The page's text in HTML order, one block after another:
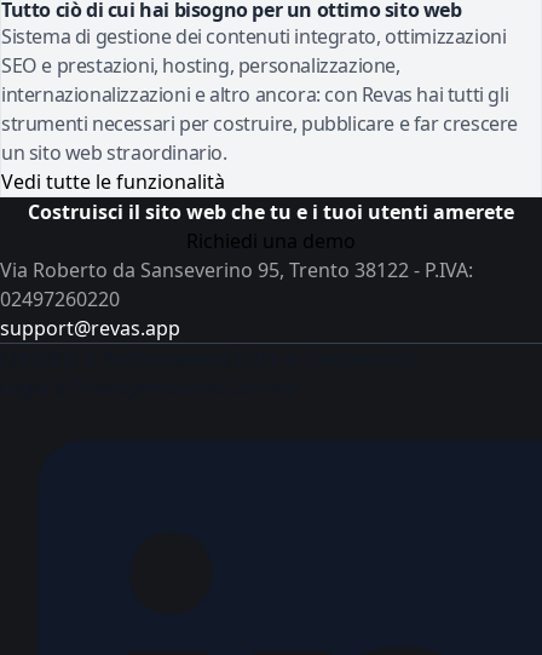
Tutto ciò di cui hai bisogno per un ottimo sito web
Sistema di gestione dei contenuti integrato, ottimizzazioni
SEO e prestazioni, hosting, personalizzazione,
internazionalizzazioni e altro ancora: con Revas hai tutti gli
strumenti necessari per costruire, pubblicare e far crescere
un sito web straordinario.
Vedi tutte le funzionalità
Costruisci il sito web che tu e i tuoi utenti amerete
Richiedi una demo
Via Roberto da Sanseverino 95, Trento 38122 - P.IVA:
02497260220
support@revas.app